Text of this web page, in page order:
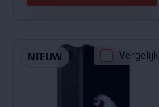
NIEUW Vergelijk